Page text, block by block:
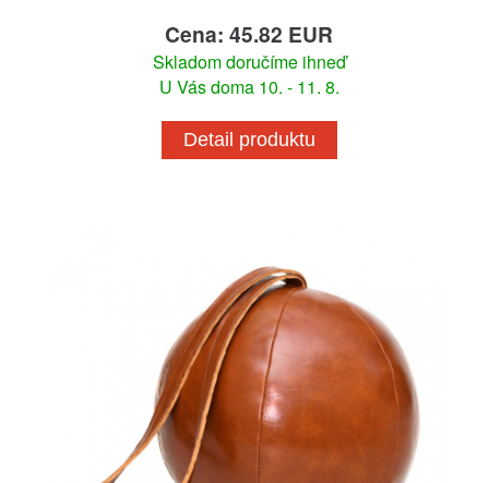
Cena: 45.82 EUR
Skladom doručíme ihneď
U Vás doma 10. - 11. 8.
Detail produktu